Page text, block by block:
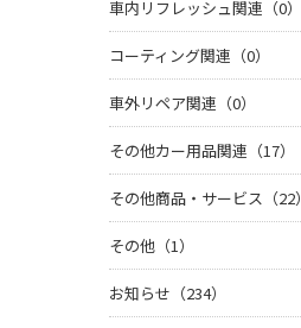
車内リフレッシュ関連（0）
コーティング関連（0）
車外リペア関連（0）
その他カー用品関連（17）
その他商品・サービス（22）
その他（1）
お知らせ（234）